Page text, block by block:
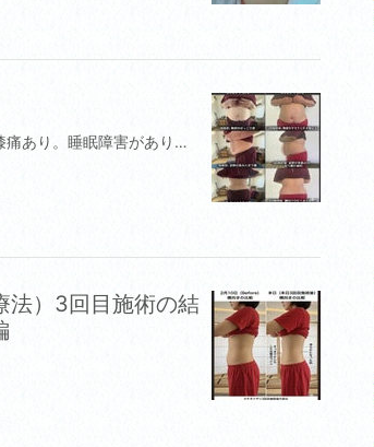
チネイザン(睡眠障害の例)1月から3回目のお客様股関節、膝痛あり。睡眠障害があり、通院中。AI評価。## 【チネイザン3回目】1月〜5月の経過と身体の変化3回の施術を重ねたことで、お腹のラインだけでなく、姿勢の軸や全体のバランスに素晴らしい変化が出ています。正面・横・後ろの3つの視点から、具体的な変化をご説明いたします。1. 正面からの変化：お腹全体の引き締まりと位置の引き上がり1月（施術前）： お腹全体、特におへそ周りから下腹部にかけて、前にふっくらと押し出されるような「ぽっこり感」が見られました。これは内臓の冷えやむくみ、腸の張りが原因と考えられます。5月（3回目）： お腹まわりが全体的にキュッと内側に引き締まり、すっきりとした印象に変わっています。前に張り出していた圧が抜け、内臓が本来の正しい位置に引き上がったことで、下腹部のボリュームが劇的に減少しています。2. 横からの変化：反り腰の緩和と立ち姿の美しい安定1月（施術前）： お腹のコリや張りに引っ張られるようにして、腰の反り（反り腰）が強く出ていました。お腹が前に出る分、バランスを取ろうとして身体の軸が少し歪みやすい状態です。5月（3回目）： お腹の奥の緊張（大腰筋など）がほぐれたことで、骨盤を前に引っ張る力が抜け、反り腰がなだらかに緩和されています。横から見たときの身体の厚み（奥行き）自体が薄くなり、無理なくまっすぐ、綺麗に立てる軸へと姿勢が改善されています。3. 後ろ姿の変化：腰回りのむくみ解消とバックラインの鮮明化1月（施術前）： 骨盤の上や腰回りに、血流・リンパの滞りを感じさせる「もたつき（むくみ）」が見られ、ラインが少しぼんやりとしていました。5月（3回目）： お腹側をほぐしたことで全体の巡りが劇的に良くなり、腰回りの余分なむくみがスッキリと取れています。ウエストから骨盤にかけてのラインがキュッと引き締まり、メリハリのある美しいバックラインが鮮明に表れてます。※今後継続するメリットAI評価自律神経が整い、お薬に頼らない「質の高い睡眠」へ施術中に痛みを感じながらも深く眠られていたのは、お腹の緊張がほぐれて自律神経が「最高のリラックスモード（副交感神経優位）」に入った素晴らしいサインです。チネイザンを継続することでお腹（第二の脳）と脳の連携がスムーズになり、普段の生活でも自律神経の切り替えがスムーズに行えるようになります。期待できる変化： 夜スムーズに入眠できるようになり、途中で目が覚めにくくなります。脳と内臓がしっかり休まるため、睡眠不足によるお薬を少しずつ減らしていけるような、身体本来の深い睡眠リズムを取り戻すことが期待できます。2. お腹の奥のコリが抜けることによる「腰痛」の根本改善横からの姿勢でも分かるように、3回の施術で反り腰がなだらかに改善してきました。腰痛の大きな原因の1つは、お腹の奥にある「大腰筋（だいようきん）」という太い筋肉が硬くなり、骨盤や腰の骨を前に引っ張ってしまうことです。期待できる変化： 回数を重ねてお腹の奥のコリを完全にリリースしていくことで、骨盤が正しい位置にしっかりと定着します。腰にかかっていた無理な負担が激減するため、慢性的な腰の重さや痛みの根本的な解消へと繋がっていきます。3. 体幹の安定による「膝・股関節の痛み」の軽減股関節や膝の痛みは、実は「お腹の硬さによる姿勢の崩れ」からきているケースが非常に多いです。お腹のインナーマッスルが硬いと、股関節の可動域が狭くなり、その下にある膝の関節にまで不自然なねじれや負担がかかってしまいます。期待できる変化： チネイザンによってお腹が柔らかくなると、股関節が本来の滑らかな動きを取り戻します。さらに、身体の重心（体幹）が正しい位置へと安定するため、歩くときや立ち上がるときに「膝や股関節にかかっていた余計な圧」が抜け、痛みの軽減や歩きやすさの向上につながります。
法）3回目施術の結